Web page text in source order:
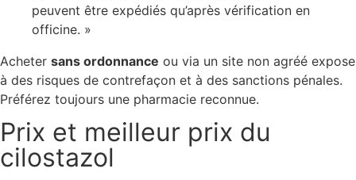
peuvent être expédiés qu’après vérification en
officine. »
Acheter sans ordonnance ou via un site non agréé expose
à des risques de contrefaçon et à des sanctions pénales.
Préférez toujours une pharmacie reconnue.
Prix et meilleur prix du
cilostazol